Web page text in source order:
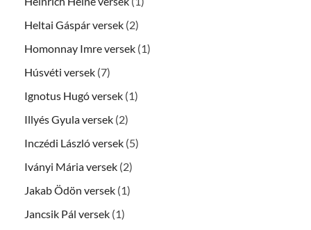
Heltai Gáspár versek (2)
Homonnay Imre versek (1)
Húsvéti versek (7)
Ignotus Hugó versek (1)
Illyés Gyula versek (2)
Inczédi László versek (5)
Iványi Mária versek (2)
Jakab Ödön versek (1)
Jancsik Pál versek (1)